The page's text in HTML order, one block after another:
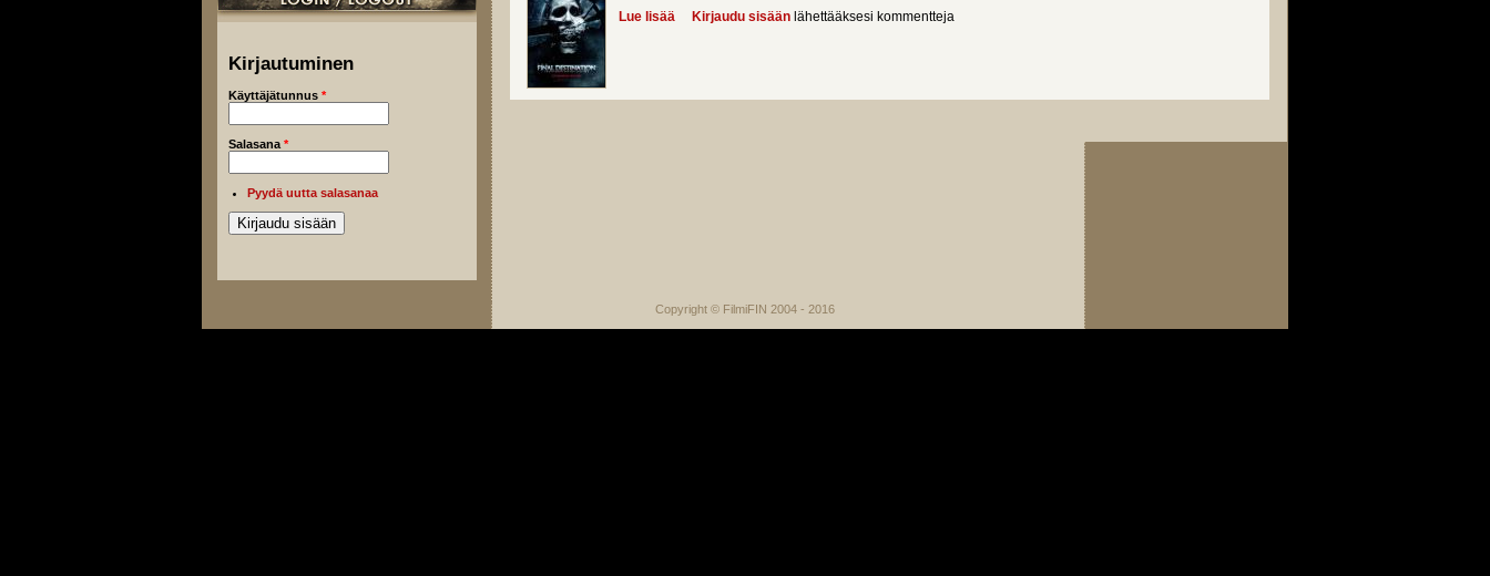
Kirjautuminen
Käyttäjätunnus *
Salasana *
Pyydä uutta salasanaa
Lue lisää about Final Destination 3D, The
Kirjaudu sisään lähettääksesi kommentteja
Copyright © FilmiFIN 2004 - 2016